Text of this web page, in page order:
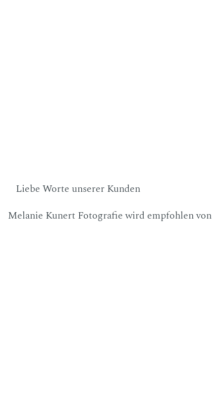
Liebe Worte unserer Kunden
Melanie Kunert Fotografie wird empfohlen von